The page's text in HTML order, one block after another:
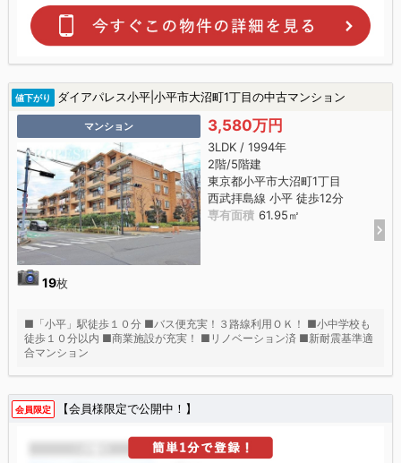
値下がり ダイアパレス小平|小平市大沼町1丁目の中古マンション
マンション
19枚
3,580万円
3LDK / 1994年
2階/5階建
東京都小平市大沼町1丁目
西武拝島線 小平 徒歩12分
専有面積 61.95㎡
■「小平」駅徒歩１０分 ■バス便充実！３路線利用ＯＫ！ ■小中学校も
徒歩１０分以内 ■商業施設が充実！ ■リノベーション済 ■新耐震基準適
合マンション
会員限定 【会員様限定で公開中！】